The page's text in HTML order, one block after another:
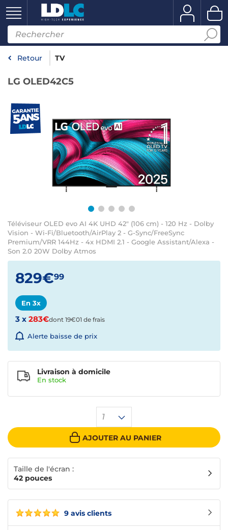
Retour TV
LG OLED42C5
Téléviseur OLED evo AI 4K UHD 42" (106 cm) - 120 Hz - Dolby
Vision - Wi-Fi/Bluetooth/AirPlay 2 - G-Sync/FreeSync
Premium/VRR 144Hz - 4x HDMI 2.1 - Google Assistant/Alexa -
Son 2.0 20W Dolby Atmos
9 avis clients
829€99
En 3x
3 x 283€dont 19€01 de frais
Alerte baisse de prix
1
AJOUTER AU PANIER
Livraison à domicile
En stock
Taille de l'écran :
42 pouces